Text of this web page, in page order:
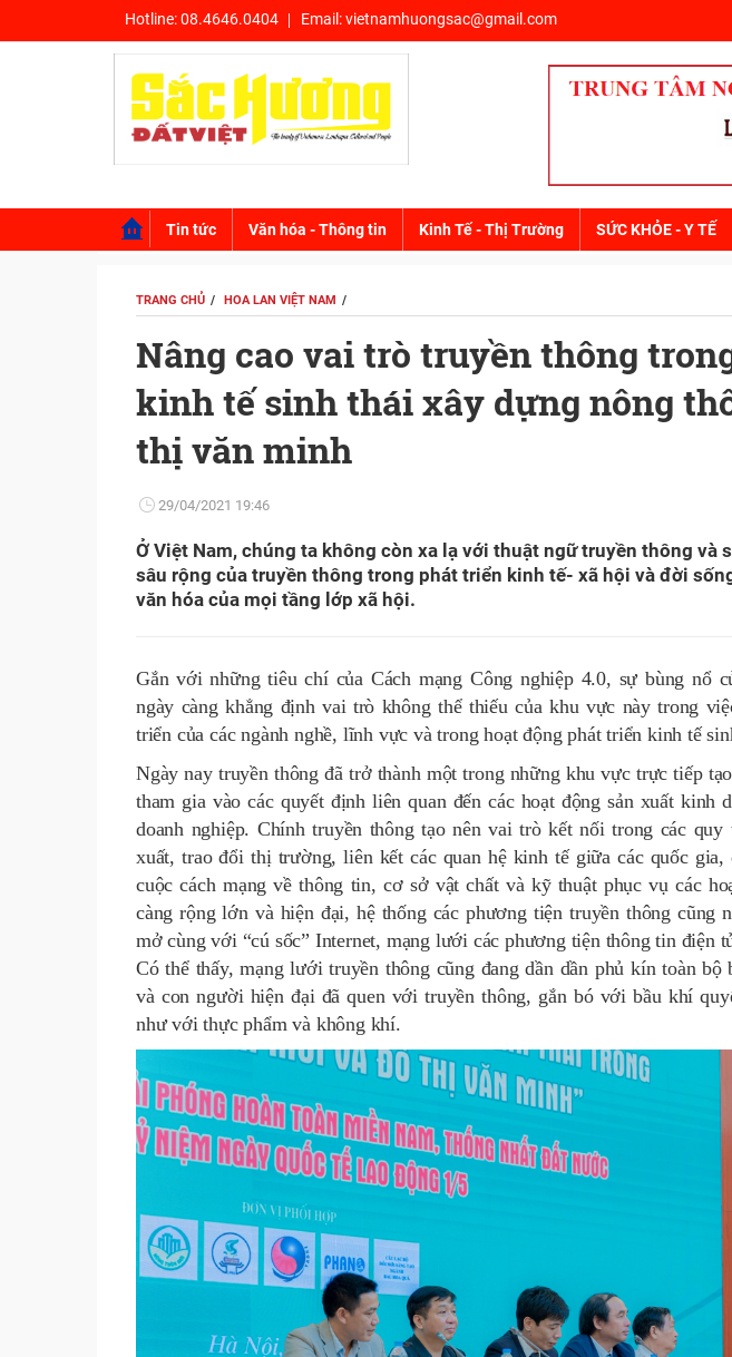
Hotline:08.4646.0404 Email:vietnamhuongsac@gmail.com
Tin tức Văn hóa - Thông tin Kinh Tế - Thị Trường SỨC KHỎE - Y TẾ
TRANG CHỦ HOA LAN VIỆT NAM
Nâng cao vai trò truyền thông
kinh tế sinh thái xây dựng nông
thị văn minh
29/04/2021 19:46
Ở Việt Nam, chúng ta không còn xa lạ với thuật ngữ truyền thông và
sâu rộng của truyền thông trong phát triển kinh tế- xã hội và đời
văn hóa của mọi tầng lớp xã hội.
Gắn với những tiêu chí của Cách mạng Công nghiệp 4.0, sự bùng nổ
ngày càng khẳng định vai trò không thể thiếu của khu vực này trong
triển của các ngành nghề, lĩnh vực và trong hoạt động phát triển kinh tế
Ngày nay truyền thông đã trở thành một trong những khu vực trực tiếp
tham gia vào các quyết định liên quan đến các hoạt động sản xuất kinh
doanh nghiệp. Chính truyền thông tạo nên vai trò kết nối trong các
xuất, trao đổi thị trường, liên kết các quan hệ kinh tế giữa các quốc
cuộc cách mạng về thông tin, cơ sở vật chất và kỹ thuật phục vụ các
càng rộng lớn và hiện đại, hệ thống các phương tiện truyền thông cũng
mở cùng với “cú sốc” Internet, mạng lưới các phương tiện thông tin điện
Có thể thấy, mạng lưới truyền thông cũng đang dần dần phủ kín toàn bộ
và con người hiện đại đã quen với truyền thông, gắn bó với bầu khí
như với thực phẩm và không khí.